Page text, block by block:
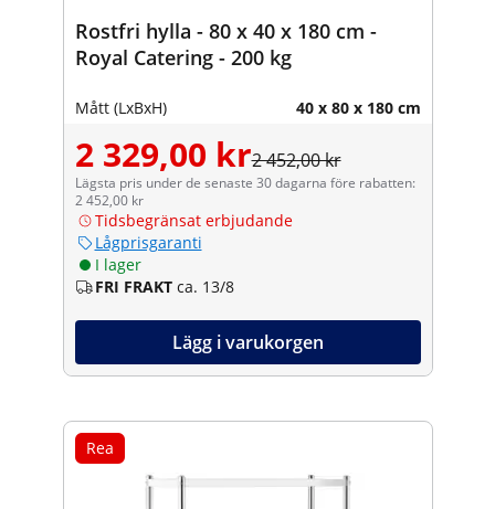
Rostfri hylla - 80 x 40 x 180 cm -
Royal Catering - 200 kg
Mått (LxBxH) 40 x 80 x 180 cm
2 329,00 kr2 452,00 kr
Lägsta pris under de senaste 30 dagarna före rabatten:
2 452,00 kr
Tidsbegränsat erbjudande
Lågprisgaranti
I lager
FRI FRAKT ca. 13/8
Lägg i varukorgen
Rea